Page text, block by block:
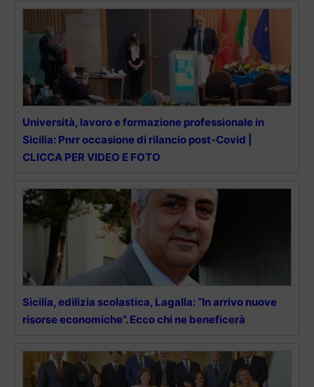
Università, lavoro e formazione professionale in
Sicilia: Pnrr occasione di rilancio post-Covid |
CLICCA PER VIDEO E FOTO
Sicilia, edilizia scolastica, Lagalla: “In arrivo nuove
risorse economiche”. Ecco chi ne beneficerà